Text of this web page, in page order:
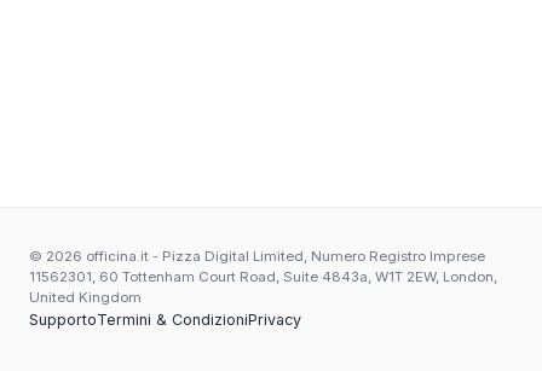
© 2026 officina.it - Pizza Digital Limited, Numero Registro Imprese
11562301, 60 Tottenham Court Road, Suite 4843a, W1T 2EW, London,
United Kingdom
SupportoTermini & CondizioniPrivacy